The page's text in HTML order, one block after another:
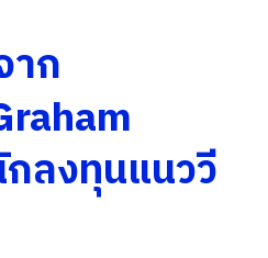
าก
ลงทุนแนววี